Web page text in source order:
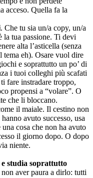
acceso. Quella fa la
. Che tu sia un/a copy, un/a
la tua passione. Ti devi
alta l’asticella (senza
tema eh). Osare vuol dire
e soprattutto un po’ di
i tuoi colleghi più scafati
fare instradare troppo,
propensi a “volare”. O
che li bloccano.
il maiale. Il cestino non
avuto successo, usa
cosa che non ha avuto
il giorno dopo. O dopo
niente.
studia soprattutto
non aver paura a dirlo: tutti